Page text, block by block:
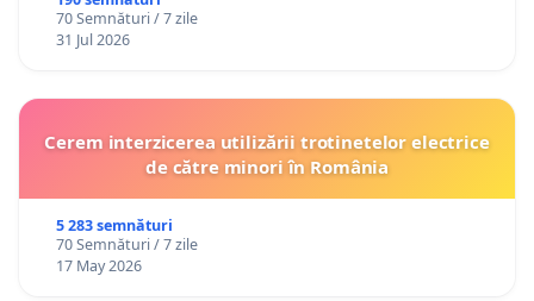
70 Semnături / 7 zile
31 Jul 2026
Cerem interzicerea utilizării trotinetelor electrice
de către minori în România
5 283 semnături
70 Semnături / 7 zile
17 May 2026